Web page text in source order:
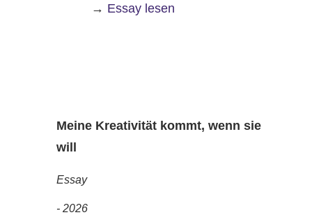
→ Essay lesen
Meine Kreativität kommt, wenn sie
will
Essay
- 2026